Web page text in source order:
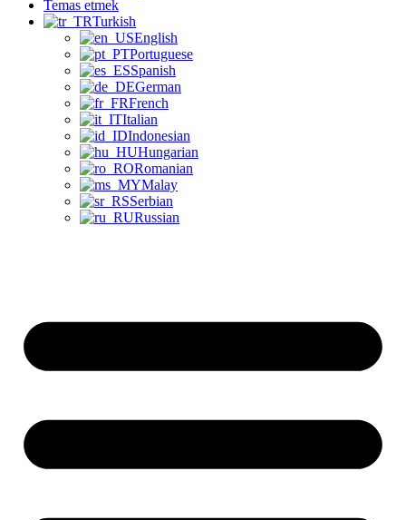
Temas etmek
Turkish
English
Portuguese
Spanish
German
French
Italian
Indonesian
Hungarian
Romanian
Malay
Serbian
Russian